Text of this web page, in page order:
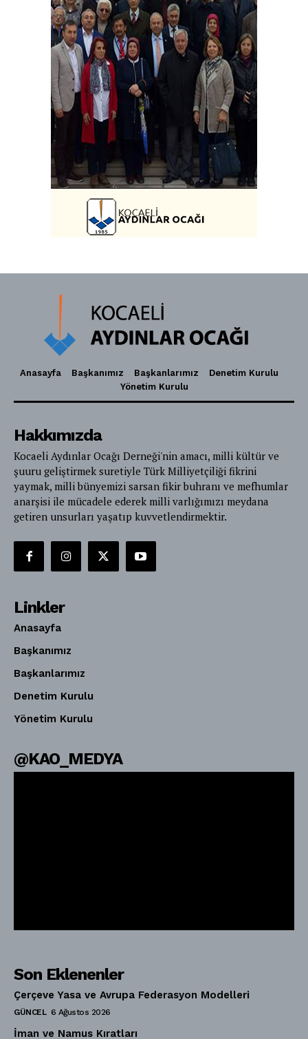
Anasayfa Başkanımız Başkanlarımız
Denetim Kurulu
Yönetim Kurulu
Hakkımızda
Kocaeli Aydınlar Ocağı Derneği'nin amacı, milli kültür ve
şuuru geliştirmek suretiyle Türk Milliyetçiliği fikrini
yaymak, milli bünyemizi sarsan fikir buhranı ve mefhumlar
anarşisi ile mücadele ederek milli varlığımızı meydana
getiren unsurları yaşatıp kuvvetlendirmektir.
Linkler
Anasayfa
Başkanımız
Başkanlarımız
Denetim Kurulu
Yönetim Kurulu
@KAO_MEDYA
Son Eklenenler
Çerçeve Yasa ve Avrupa Federasyon Modelleri
GÜNCEL 6 Ağustos 2026
İman ve Namus Kıratları